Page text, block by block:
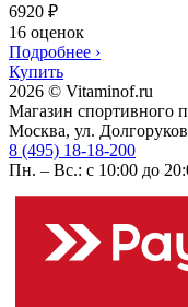
6920 ₽
16 оценок
Подробнее ›
Купить
2026 © Vitaminof.ru
Магазин спортивного
Москва, ул.
8 (495) 18-18-200
Пн. – Вс.: с 10:00 до